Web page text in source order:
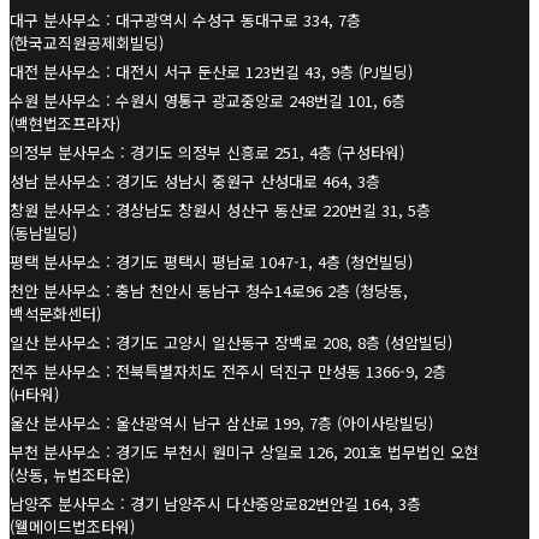
대구 분사무소 : 대구광역시 수성구 동대구로 334, 7층
(한국교직원공제회빌딩)
대전 분사무소 : 대전시 서구 둔산로 123번길 43, 9층 (PJ빌딩)
수원 분사무소 : 수원시 영통구 광교중앙로 248번길 101, 6층
(백현법조프라자)
의정부 분사무소 : 경기도 의정부 신흥로 251, 4층 (구성타워)
성남 분사무소 : 경기도 성남시 중원구 산성대로 464, 3층
창원 분사무소 : 경상남도 창원시 성산구 동산로 220번길 31, 5층
(동남빌딩)
평택 분사무소 : 경기도 평택시 평남로 1047-1, 4층 (청언빌딩)
천안 분사무소 : 충남 천안시 동남구 청수14로96 2층 (청당동,
백석문화센터)
일산 분사무소 : 경기도 고양시 일산동구 장백로 208, 8층 (성암빌딩)
전주 분사무소 : 전북특별자치도 전주시 덕진구 만성동 1366-9, 2층
(H타워)
울산 분사무소 : 울산광역시 남구 삼산로 199, 7층 (아이사랑빌딩)
부천 분사무소 : 경기도 부천시 원미구 상일로 126, 201호 법무법인 오현
(상동, 뉴법조타운)
남양주 분사무소 : 경기 남양주시 다산중앙로82번안길 164, 3층
(웰메이드법조타워)